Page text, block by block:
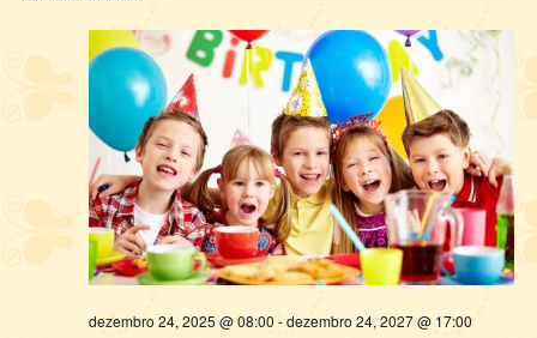
dezembro 24, 2025 @ 08:00 -dezembro 24, 2027 @ 17:00